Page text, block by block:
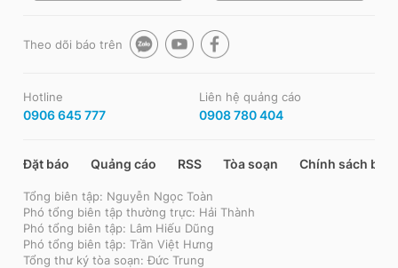
Theo dõi báo trên
Hotline
0906 645 777
Liên hệ quảng cáo
0908 780 404
Đặt báo Quảng cáo RSS Tòa soạn Chính sách bảo
Tổng biên tập: Nguyễn Ngọc Toàn
Phó tổng biên tập thường trực: Hải Thành
Phó tổng biên tập: Lâm Hiếu Dũng
Phó tổng biên tập: Trần Việt Hưng
Tổng thư ký tòa soạn: Đức Trung